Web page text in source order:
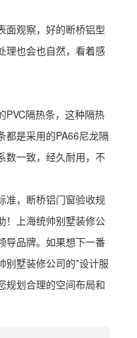
面观察，好的断桥铝型
理也会也自然，看着感
PVC隔热条，这种隔热
都是采用的PA66尼龙隔
数一致，经久耐用，不
，断桥铝门窗验收规
！上海统帅别墅装修公
导品牌。如果想下一番
别墅装修公司的*设计服
规划合理的空间布局和